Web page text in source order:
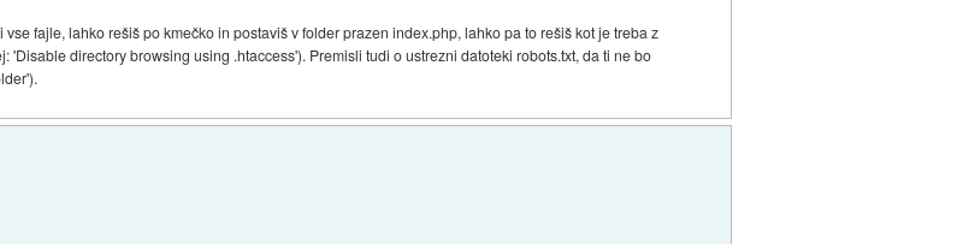
fajle, lahko rešiš po kmečko in postaviš v folder prazen index.php, lahko pa to rešiš kot je treba z
directory browsing using .htaccess'). Premisli tudi o ustrezni datoteki robots.txt, da ti ne bo